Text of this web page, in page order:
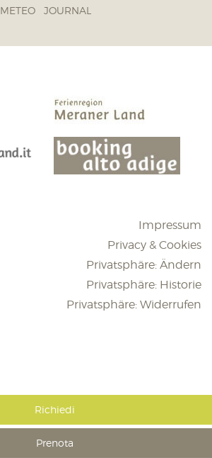
METEO JOURNAL
Impressum
Privacy & Cookies
Privatsphäre: Ändern
Privatsphäre: Historie
Privatsphäre: Widerrufen
Richiedi
Prenota